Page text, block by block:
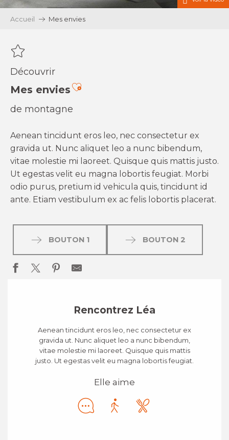
Accueil Mes envies
Découvrir
Mes enviesAjouter aux favoris
de montagne
Aenean tincidunt eros leo, nec consectetur ex
gravida ut. Nunc aliquet leo a nunc bibendum,
vitae molestie mi laoreet. Quisque quis mattis justo.
Ut egestas velit eu magna lobortis feugiat. Morbi
odio purus, pretium id vehicula quis, tincidunt id
ante. Etiam vestibulum ex ac felis lobortis placerat.
BOUTON 1 BOUTON 2
Rencontrez Léa
Aenean tincidunt eros leo, nec consectetur ex
gravida ut. Nunc aliquet leo a nunc bibendum,
vitae molestie mi laoreet. Quisque quis mattis
justo. Ut egestas velit eu magna lobortis feugiat.
Elle aime